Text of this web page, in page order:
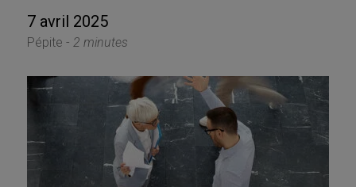
7 avril 2025
Pépite - 2 minutes